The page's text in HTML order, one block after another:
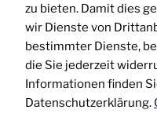
deutliche
Euro hat
Stabilisierung
zu bieten. Damit dies
wir Dienste von
bestimmter Dienste,
die Sie jederzeit
Informationen finden
Datenschutzerklärung.